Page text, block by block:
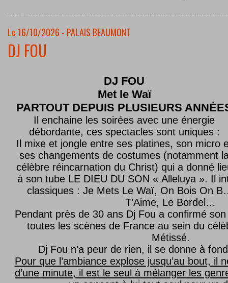
Le 16/10/2026 - PALAIS BEAUMONT
DJ FOU
DJ FOU
Met le Waï
PARTOUT DEPUIS PLUSIEURS
Il enchaine les soirées avec une énergie
débordante, ces spectacles sont uniques :
Il mixe et jongle entre ses platines, son micro
ses changements de costumes (notamment
célèbre réincarnation du Christ) qui a donné
à son tube LE DIEU DU SON « Alleluya ». Il
classiques : Je Mets Le Waï, On Bois On
T’Aime, Le Bordel…
Pendant près de 30 ans Dj Fou a confirmé son
toutes les scènes de France au sein du
Métissé.
Dj Fou n’a peur de rien, il se donne à
Pour que l’ambiance explose jusqu’au bout, il
d’une minute, il est le seul à mélanger les